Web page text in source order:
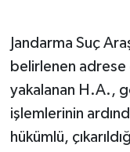
Jandarma Suç
belirlenen
yakalanan H.A.,
işlemlerinin
hükümlü,